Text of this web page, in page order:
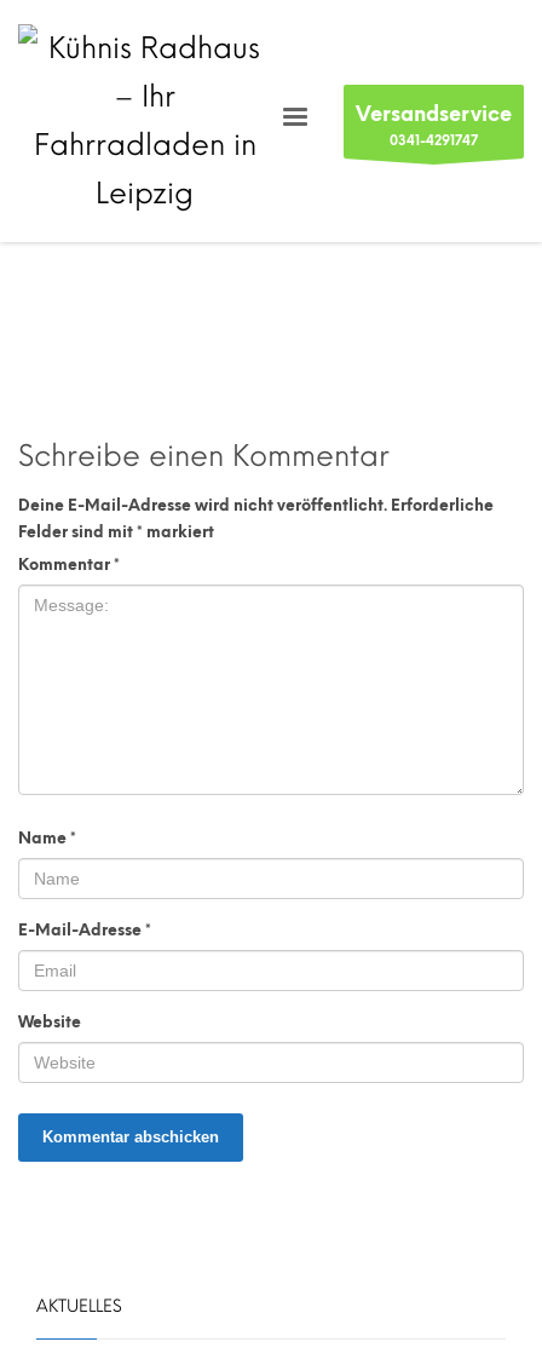
Versandservice
0341-4291747
Schreibe einen Kommentar
Deine E-Mail-Adresse wird nicht veröffentlicht. Erforderliche
Felder sind mit * markiert
Kommentar *
Name *
E-Mail-Adresse *
Website
AKTUELLES